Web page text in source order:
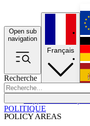
Open sub
navigation
Recherche
POLICY AREAS
Français
POLITIQUE